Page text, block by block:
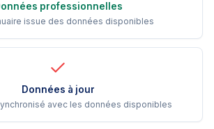
professionnelles
issue des données disponibles
Données à jour
avec les données disponibles